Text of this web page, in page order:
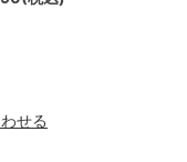
せる